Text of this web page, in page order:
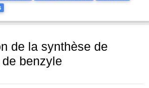
de la synthèse de
benzyle